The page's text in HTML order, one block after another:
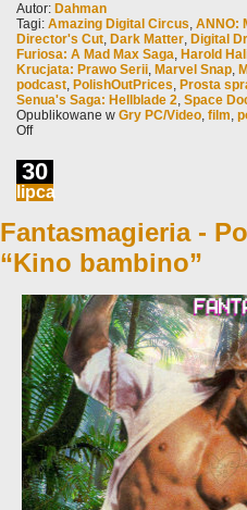
Autor: Dahman
Tagi: Amazing Digital Circus, ANNO:
Director's Cut, Dark Matter, Digital
Furiosa: A Mad Max Saga, Harold
Krucjata: Prawo Serii, Marvel Snap,
podcast, PolishOutPrices, Prosta
Senua's Saga: Hellblade 2, Space
Opublikowane w Gry PC/Video, film,
Off
30
lipca
Fantasmagieria -
“Kino bambino”